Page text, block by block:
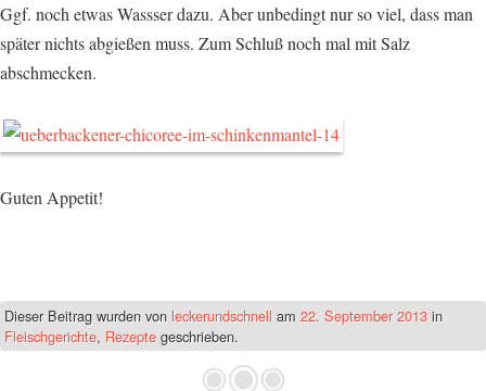
Ggf. noch etwas Wassser dazu. Aber unbedingt nur so viel, dass man
später nichts abgießen muss. Zum Schluß noch mal mit Salz
abschmecken.
Guten Appetit!
Dieser Beitrag wurden von leckerundschnell am 22. September 2013 in
Fleischgerichte, Rezepte geschrieben.